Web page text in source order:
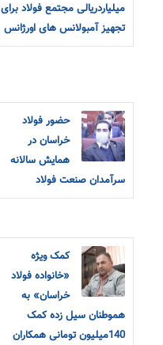
میلیاردریالی مجتمع فولاد برای
تجهیز آمبولانس های اورژانس
حضور فولاد
خراسان در
همایش سالانه
سرآمدان صنعت فولاد
کمک ویژه
«خانواده فولاد
خراسان» به
هموطنان سیل زده کمک
140میلیون تومانی همکاران